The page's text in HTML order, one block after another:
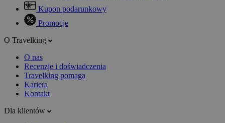
Kupon podarunkowy
Promocje
O Travelking
O nas
Recenzje i doświadczenia
Travelking pomaga
Kariera
Kontakt
Dla klientów